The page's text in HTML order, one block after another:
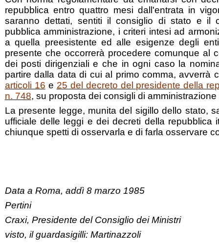
repubblica entro quattro mesi dall'entrata in
saranno dettati, sentiti il consiglio di stato e il
pubblica amministrazione, i criteri intesi ad
a quella preesistente ed alle esigenze degli
presente che occorrerà procedere comunque al
dei posti dirigenziali e che in ogni caso la
partire dalla data di cui al primo comma, avverrà
articoli 16 e 25 del decreto del presidente della
n. 748, su proposta dei consigli di
La presente legge, munita del sigillo dello stato,
ufficiale delle leggi e dei decreti della repubblica
chiunque spetti di osservarla e di farla osservare
Data a Roma, addì 8 marzo 1985
Pertini
Craxi, Presidente del Consiglio dei Ministri
visto, il guardasigilli: Martinazzoli